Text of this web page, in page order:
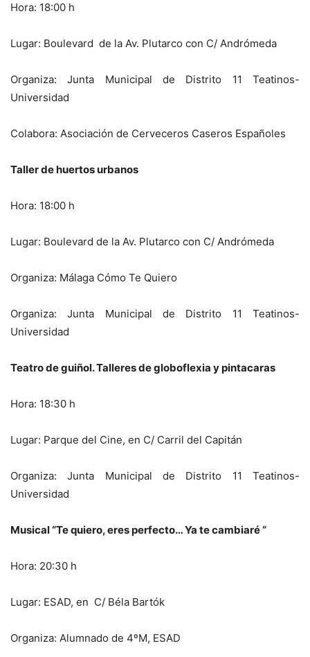
Hora: 18:00 h
Lugar: Boulevard de la Av. Plutarco con C/ Andrómeda
Organiza: Junta Municipal de Distrito 11 Teatinos-
Universidad
Colabora: Asociación de Cerveceros Caseros Españoles
Taller de huertos urbanos
Hora: 18:00 h
Lugar: Boulevard de la Av. Plutarco con C/ Andrómeda
Organiza: Málaga Cómo Te Quiero
Organiza: Junta Municipal de Distrito 11 Teatinos-
Universidad
Teatro de guiñol. Talleres de globoflexia y pintacaras
Hora: 18:30 h
Lugar: Parque del Cine, en C/ Carril del Capitán
Organiza: Junta Municipal de Distrito 11 Teatinos-
Universidad
Musical “Te quiero, eres perfecto… Ya te cambiaré “
Hora: 20:30 h
Lugar: ESAD, en C/ Béla Bartók
Organiza: Alumnado de 4ºM, ESAD